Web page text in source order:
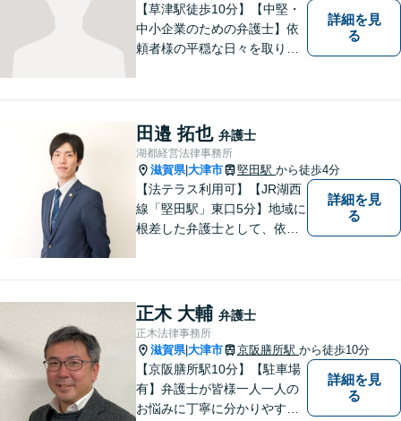
【草津駅徒歩10分】【中堅・
中小企業のための弁護士】依
頼者様の平穏な日々を取り戻
て、スピード感のあるシーム
レスな対応を実現します。
詳細を見
る
田邉 拓也 弁護士
湖都経営法律事務所
滋賀県|大津市 堅田駅 から徒歩4分
【法テラス利用可】【JR湖西
線「堅田駅」東口5分】地域に
根差した弁護士として、依頼
ます。弁護士に依頼するのは
敷居が高いとお考えの方も、
まずは一度ご相談ください。
詳細を見
る
正木 大輔 弁護士
正木法律事務所
滋賀県|大津市 京阪膳所駅 から徒歩10分
【京阪膳所駅10分】【駐車場
有】弁護士が皆様一人一人の
お悩みに丁寧に分かりやすく
詳細を見
る